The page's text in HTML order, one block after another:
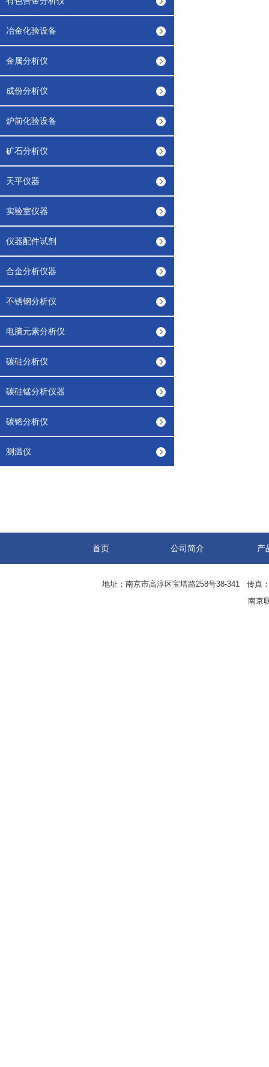
冶金化验设备
金属分析仪
成份分析仪
炉前化验设备
矿石分析仪
天平仪器
实验室仪器
仪器配件试剂
合金分析仪器
不锈钢分析仪
电脑元素分析仪
碳硅分析仪
碳硅锰分析仪器
碳铬分析仪
测温仪
首页 公司简介 产
地址：南京市高淳区宝塔路258号38-341 传真
南京